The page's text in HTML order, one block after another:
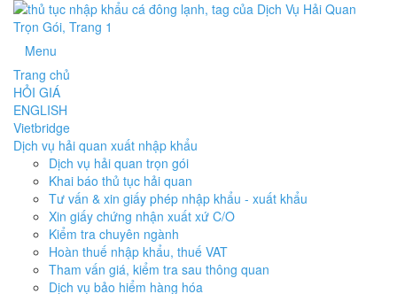
Menu
Trang chủ
HỎI GIÁ
ENGLISH
Vietbridge
Dịch vụ hải quan xuất nhập khẩu
Dịch vụ hải quan trọn gói
Khai báo thủ tục hải quan
Tư vấn & xin giấy phép nhập khẩu - xuất khẩu
Xin giấy chứng nhận xuất xứ C/O
Kiểm tra chuyên ngành
Hoàn thuế nhập khẩu, thuế VAT
Tham vấn giá, kiểm tra sau thông quan
Dịch vụ bảo hiểm hàng hóa